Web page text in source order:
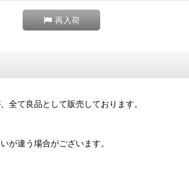
再入荷
全て良品として販売しております。
が違う場合がございます。